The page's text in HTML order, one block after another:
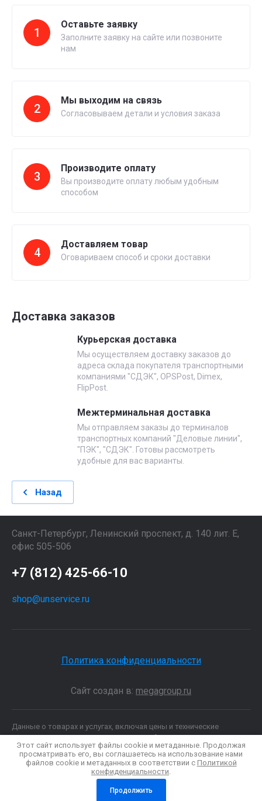
1
Оставьте заявку
Заполните заявку на сайте или позвоните
нам
2
Мы выходим на связь
Согласовываем детали и условия заказа
3
Производите оплату
Вы производите оплату любым удобным
способом
4
Доставляем товар
Оговариваем способ и сроки доставки
Доставка заказов
Курьерская доставка
Мы осуществляем доставку заказов до
адреса склада покупателя транспортными
компаниями "СДЭК", OPSPost, Dimex,
FlipPost.
Межтерминальная доставка
Мы отправляем заказы до терминалов
транспортных компаний "Деловые линии",
"ПЭК", "СДЭК". Готовы рассмотреть
удобные для вас варианты.
Назад
Санкт-Петербург, Ленинский проспект, д. 140 лит. Е,
офис 505-506
+7 (812) 425-66-10
shop@unservice.ru
Политика конфиденциальности
Сайт создан в: megagroup.ru
Данные о товарах и услугах, включая цены и технические
характеристики, представленные на сайте, не являются
публичной офертой, определяемой положениями Статьи 437 (2)
ГК РФ, а носят исключительно информационный характер. Для
получения точной информации о наличии и стоимости товара,
пожалуйста, обращайтесь по нашим телефонам.
Этот сайт использует файлы cookie и метаданные. Продолжая
просматривать его, вы соглашаетесь на использование нами
файлов cookie и метаданных в соответствии с Политикой
конфиденциальности.
Продолжить